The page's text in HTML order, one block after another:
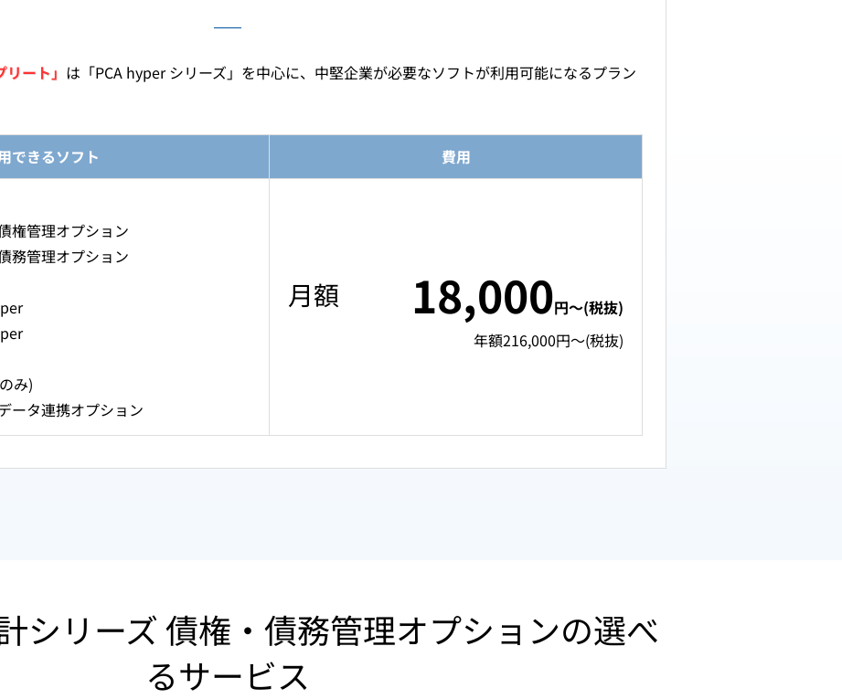
ート」 は「PCA hyper シリーズ」を中心に、中堅企業が必要なソフトが利用可能になるプラン
できるソフト 費用
権管理オプション
務管理オプション
み)
ータ連携オプション
月額 18,000円～(税抜)
年額216,000円～(税抜)
シリーズ 債権・債務管理オプションの選べ
るサービス